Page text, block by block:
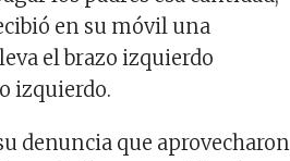
en su móvil una
el brazo izquierdo
izquierdo.
denuncia que aprovecharon